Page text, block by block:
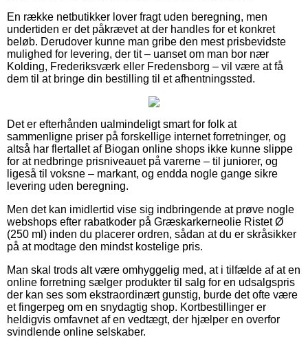
En række netbutikker lover fragt uden beregning, men
undertiden er det påkrævet at der handles for et konkret
beløb. Derudover kunne man gribe den mest prisbevidste
mulighed for levering, der tit – uanset om man bor nær
Kolding, Frederiksværk eller Fredensborg – vil være at få
dem til at bringe din bestilling til et afhentningssted.
Det er efterhånden ualmindeligt smart for folk at
sammenligne priser på forskellige internet forretninger, og
altså har flertallet af Biogan online shops ikke kunne slippe
for at nedbringe prisniveauet på varerne – til juniorer, og
ligeså til voksne – markant, og endda nogle gange sikre
levering uden beregning.
Men det kan imidlertid vise sig indbringende at prøve nogle
webshops efter rabatkoder på Græskarkerneolie Ristet Ø
(250 ml) inden du placerer ordren, sådan at du er skråsikker
på at modtage den mindst kostelige pris.
Man skal trods alt være omhyggelig med, at i tilfælde af at en
online forretning sælger produkter til salg for en udsalgspris
der kan ses som ekstraordinært gunstig, burde det ofte være
et fingerpeg om en snydagtig shop. Kortbestillinger er
heldigvis omfavnet af en vedtægt, der hjælper en overfor
svindlende online selskaber.